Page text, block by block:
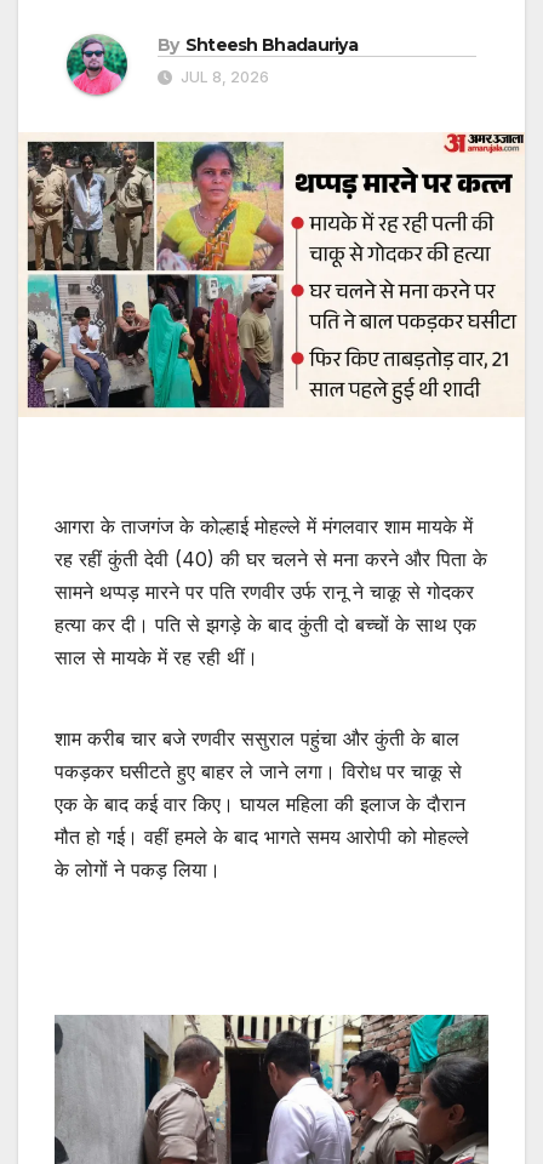
By Shteesh Bhadauriya
JUL 8, 2026
आगरा के ताजगंज के कोल्हाई मोहल्ले में मंगलवार शाम मायके में
रह रहीं कुंती देवी (40) की घर चलने से मना करने और पिता के
सामने थप्पड़ मारने पर पति रणवीर उर्फ रानू ने चाकू से गोदकर
हत्या कर दी। पति से झगड़े के बाद कुंती दो बच्चों के साथ एक
साल से मायके में रह रही थीं।
शाम करीब चार बजे रणवीर ससुराल पहुंचा और कुंती के बाल
पकड़कर घसीटते हुए बाहर ले जाने लगा। विरोध पर चाकू से
एक के बाद कई वार किए। घायल महिला की इलाज के दाैरान
मौत हो गई। वहीं हमले के बाद भागते समय आरोपी को मोहल्ले
के लोगों ने पकड़ लिया।